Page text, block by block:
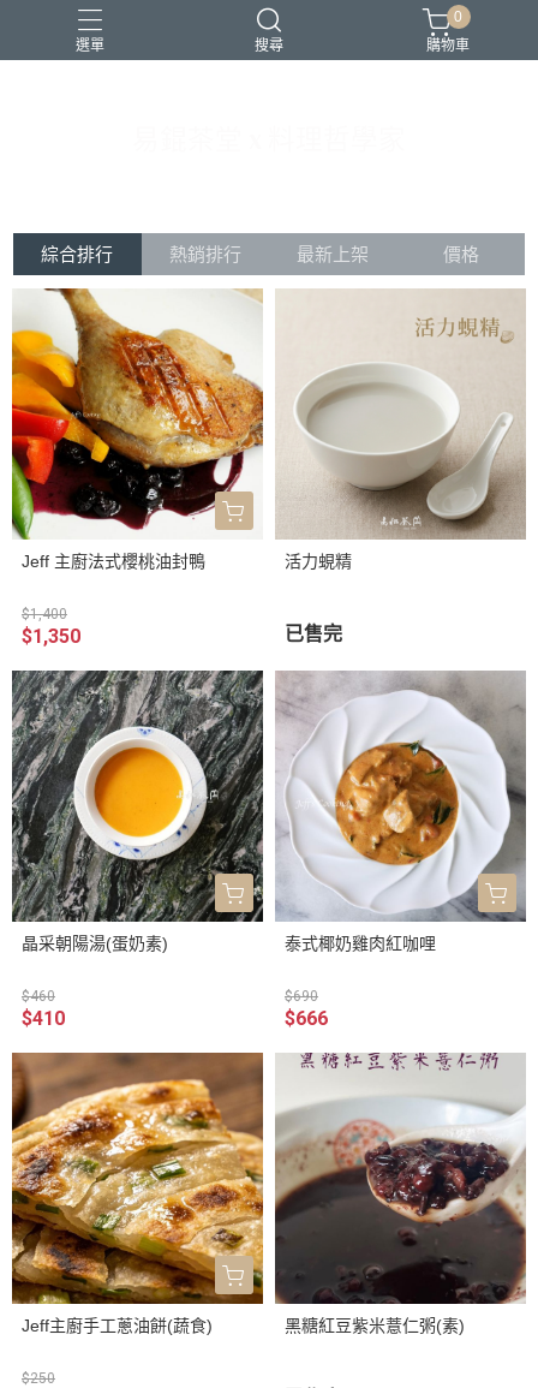
選單 搜尋
0
購物車
綜合排行 熱銷排行 最新上架 價格
Jeff 主廚法式櫻桃油封鴨
$1,400
$1,350
活力蜆精
已售完
晶采朝陽湯(蛋奶素)
$460
$410
泰式椰奶雞肉紅咖哩
$690
$666
Jeff主廚手工蔥油餅(蔬食)
$250
黑糖紅豆紫米薏仁粥(素)